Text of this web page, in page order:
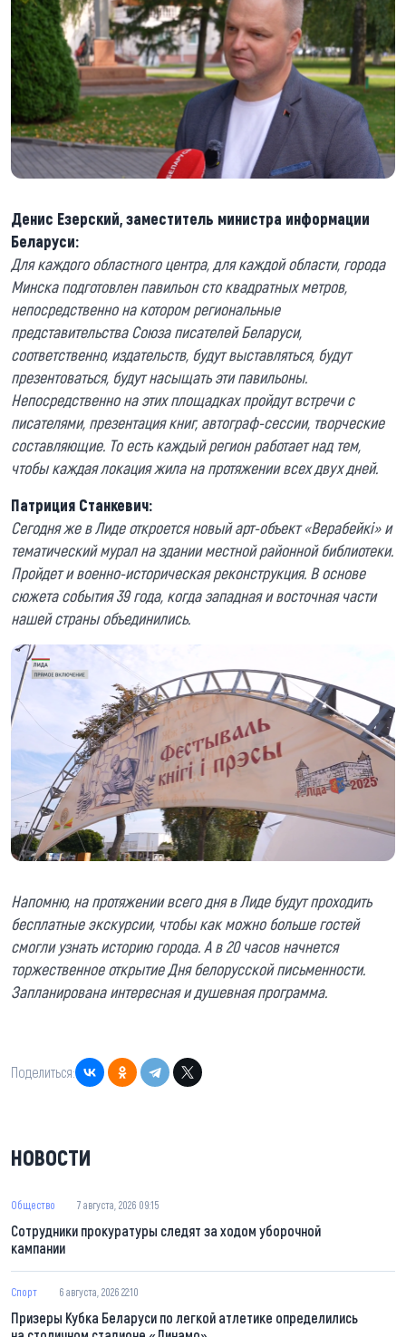
Денис Езерский, заместитель министра информации
Беларуси:
Для каждого областного центра, для каждой области, города
Минска подготовлен павильон сто квадратных метров,
непосредственно на котором региональные
представительства Союза писателей Беларуси,
соответственно, издательств, будут выставляться, будут
презентоваться, будут насыщать эти павильоны.
Непосредственно на этих площадках пройдут встречи с
писателями, презентация книг, автограф-сессии, творческие
составляющие. То есть каждый регион работает над тем,
чтобы каждая локация жила на протяжении всех двух дней.
Патриция Станкевич:
Сегодня же в Лиде откроется новый арт-объект «Верабейкі» и
тематический мурал на здании местной районной библиотеки.
Пройдет и военно-историческая реконструкция. В основе
сюжета события 39 года, когда западная и восточная части
нашей страны объединились.
Напомню, на протяжении всего дня в Лиде будут проходить
бесплатные экскурсии, чтобы как можно больше гостей
смогли узнать историю города. А в 20 часов начнется
торжественное открытие Дня белорусской письменности.
Запланирована интересная и душевная программа.
Поделиться:
НОВОСТИ
Общество 7 августа, 2026 09:15
Сотрудники прокуратуры следят за ходом уборочной
кампании
Спорт 6 августа, 2026 22:10
Призеры Кубка Беларуси по легкой атлетике определились